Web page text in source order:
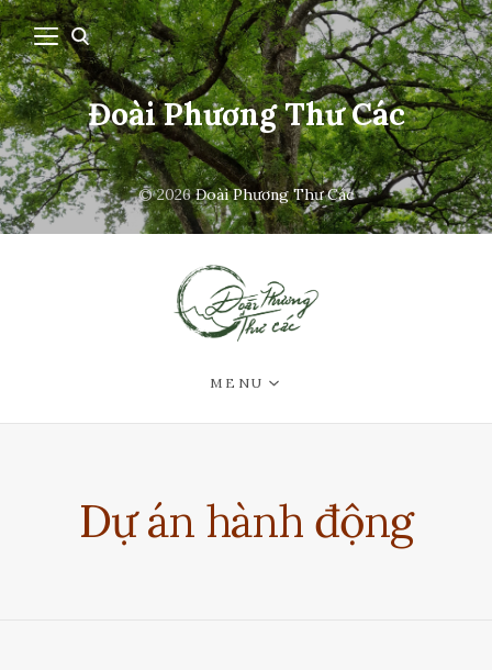
Đoài Phương Thư Các
© 2026Đoài Phương Thư Các
MENU
Dự án hành động